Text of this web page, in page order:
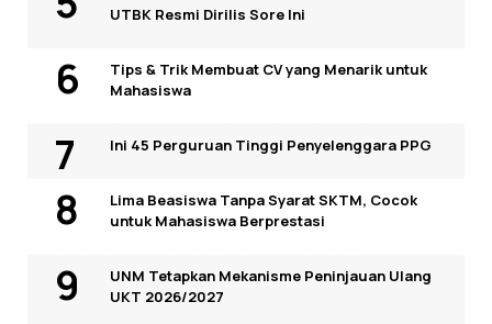
UTBK Resmi Dirilis Sore Ini
Tips & Trik Membuat CV yang Menarik untuk
Mahasiswa
Ini 45 Perguruan Tinggi Penyelenggara PPG
Lima Beasiswa Tanpa Syarat SKTM, Cocok
untuk Mahasiswa Berprestasi
UNM Tetapkan Mekanisme Peninjauan Ulang
UKT 2026/2027